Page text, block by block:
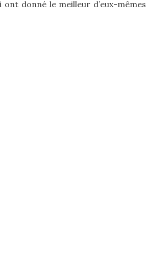
ont donné le meilleur d’eux-mêmes